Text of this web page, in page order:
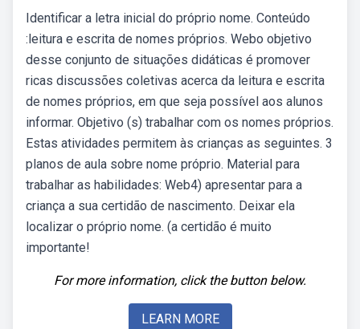
Identificar a letra inicial do próprio nome. Conteúdo
:leitura e escrita de nomes próprios. Webo objetivo
desse conjunto de situações didáticas é promover
ricas discussões coletivas acerca da leitura e escrita
de nomes próprios, em que seja possível aos alunos
informar. Objetivo (s) trabalhar com os nomes próprios.
Estas atividades permitem às crianças as seguintes. 3
planos de aula sobre nome próprio. Material para
trabalhar as habilidades: Web4) apresentar para a
criança a sua certidão de nascimento. Deixar ela
localizar o próprio nome. (a certidão é muito
importante!
For more information, click the button below.
LEARN MORE